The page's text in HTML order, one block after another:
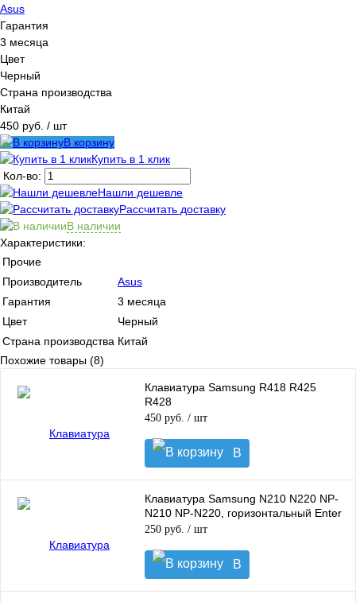
Asus
Гарантия
3 месяца
Цвет
Черный
Страна производства
Китай
450 руб. / шт
В корзину
Купить в 1 клик
Кол-во:
Нашли дешевле
Рассчитать доставку
В наличии
Характеристики:
Прочие
Производитель
Asus
Гарантия
3 месяца
Цвет
Черный
Страна производства Китай
Похожие товары (8)
Клавиатура Samsung R418 R425
R428
450 руб. / шт
В
корзину
Клавиатура Samsung N210 N220 NP-
N210 NP-N220, горизонтальный Enter
250 руб. / шт
В
корзину